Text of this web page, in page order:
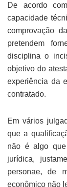
De acordo
capacidade
comprovação
pretendem
disciplina o
objetivo do
experiência da
contratado.
Em vários
que a
não é algo que
jurídica,
personae, de
econômico não